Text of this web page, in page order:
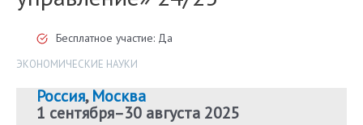
Бесплатное участие: Да
ЭКОНОМИЧЕСКИЕ НАУКИ
Россия,Москва
1 сентября–30 августа 2025